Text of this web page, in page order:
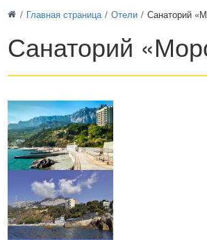
/ Главная страница / Отели / Санаторий
Санаторий